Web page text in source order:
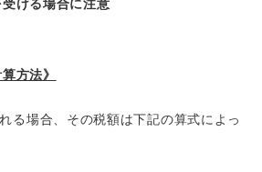
ける場合に注意
方法》
る場合、その税額は下記の算式によっ